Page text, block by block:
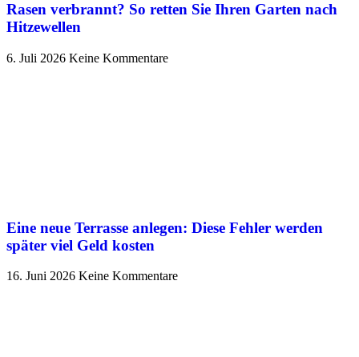
Rasen verbrannt? So retten Sie Ihren Garten nach
Hitzewellen
6. Juli 2026 Keine Kommentare
Eine neue Terrasse anlegen: Diese Fehler werden
später viel Geld kosten
16. Juni 2026 Keine Kommentare